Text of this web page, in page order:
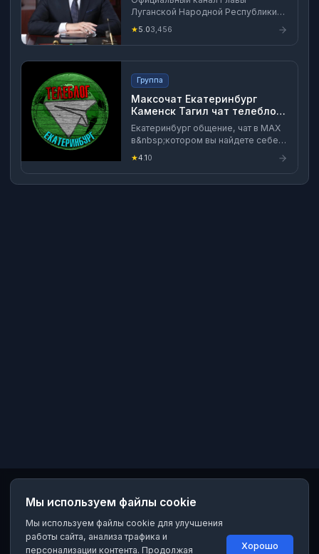
Луганской Народной Республики
Официальный сайт: https://
главалнр.рф Официальная страница
ВК: https://vk.com/pasechnik_li
★5.03,456
Группа
Максочат Екатеринбург
Каменск Тагил чат телеблог
MAX
Екатеринбург общение, чат в MAX
в&nbsp;котором вы найдете себе
новости и всякую всячину
★4.1 0
Мы используем файлы cookie
Мы используем файлы cookie для улучшения
работы сайта, анализа трафика и
персонализации контента. Продолжая
Хорошо